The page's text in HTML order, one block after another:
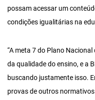
possam acessar um
condições igualitárias na
“A meta 7 do Plano
da qualidade do ensino, e a
buscando justamente isso.
provas de outros